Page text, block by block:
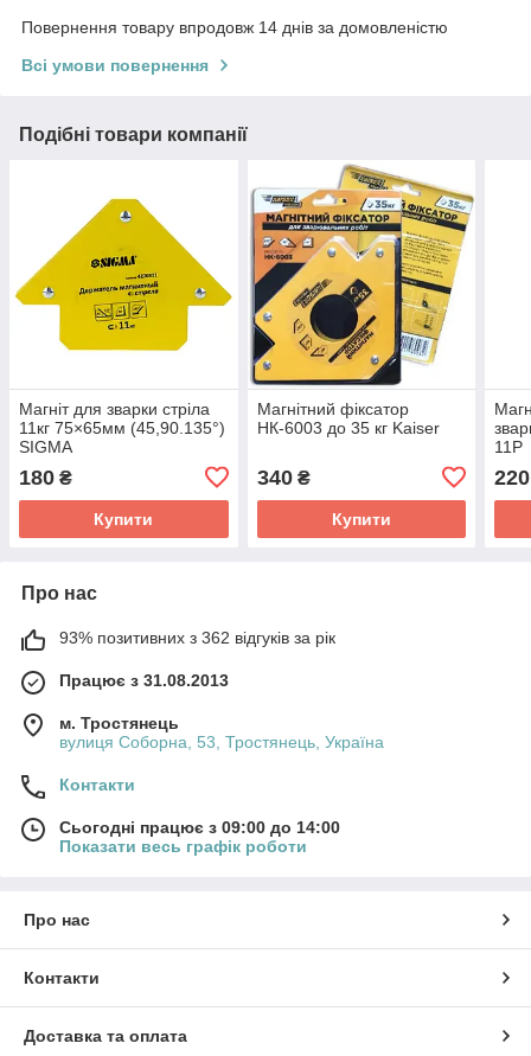
Повернення товару впродовж 14 днів за домовленістю
Всі умови повернення
Подібні товари компанії
Магніт для зварки стріла
11кг 75×65мм (45,90.135°)
SIGMA
180 ₴
Купити
Магнітний фіксатор
HК-6003 до 35 кг Kaiser
340₴
Купити
11P
220
Про нас
93% позитивних з 362 відгуків за рік
Працює з 31.08.2013
м. Тростянець
вулиця Соборна, 53, Тростянець, Україна
Контакти
Сьогодні працює з 09:00 до 14:00
Показати весь графік роботи
Про нас
Контакти
Доставка та оплата